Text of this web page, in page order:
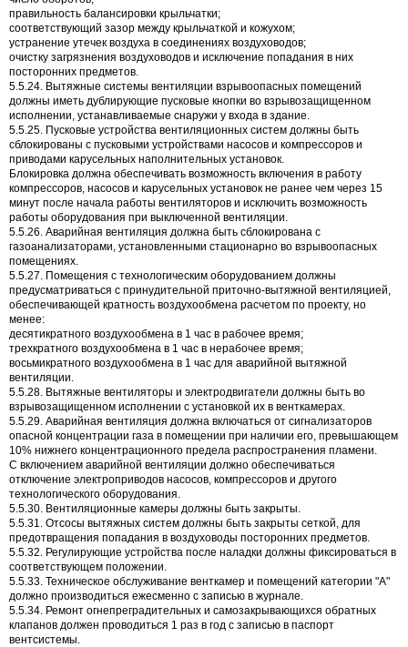
правильность балансировки крыльчатки;
соответствующий зазор между крыльчаткой и кожухом;
устранение утечек воздуха в соединениях воздуховодов;
очистку загрязнения воздуховодов и исключение попадания в них
посторонних предметов.
5.5.24. Вытяжные системы вентиляции взрывоопасных помещений
должны иметь дублирующие пусковые кнопки во взрывозащищенном
исполнении, устанавливаемые снаружи у входа в здание.
5.5.25. Пусковые устройства вентиляционных систем должны быть
сблокированы с пусковыми устройствами насосов и компрессоров и
приводами карусельных наполнительных установок.
Блокировка должна обеспечивать возможность включения в работу
компрессоров, насосов и карусельных установок не ранее чем через 15
минут после начала работы вентиляторов и исключить возможность
работы оборудования при выключенной вентиляции.
5.5.26. Аварийная вентиляция должна быть сблокирована с
газоанализаторами, установленными стационарно во взрывоопасных
помещениях.
5.5.27. Помещения с технологическим оборудованием должны
предусматриваться с принудительной приточно-вытяжной вентиляцией,
обеспечивающей кратность воздухообмена расчетом по проекту, но
менее:
десятикратного воздухообмена в 1 час в рабочее время;
трехкратного воздухообмена в 1 час в нерабочее время;
восьмикратного воздухообмена в 1 час для аварийной вытяжной
вентиляции.
5.5.28. Вытяжные вентиляторы и электродвигатели должны быть во
взрывозащищенном исполнении с установкой их в венткамерах.
5.5.29. Аварийная вентиляция должна включаться от сигнализаторов
опасной концентрации газа в помещении при наличии его, превышающем
10% нижнего концентрационного предела распространения пламени.
С включением аварийной вентиляции должно обеспечиваться
отключение электроприводов насосов, компрессоров и другого
технологического оборудования.
5.5.30. Вентиляционные камеры должны быть закрыты.
5.5.31. Отсосы вытяжных систем должны быть закрыты сеткой, для
предотвращения попадания в воздуховоды посторонних предметов.
5.5.32. Регулирующие устройства после наладки должны фиксироваться в
соответствующем положении.
5.5.33. Техническое обслуживание венткамер и помещений категории "А"
должно производиться ежесменно с записью в журнале.
5.5.34. Ремонт огнепреградительных и самозакрывающихся обратных
клапанов должен проводиться 1 раз в год с записью в паспорт
вентсистемы.